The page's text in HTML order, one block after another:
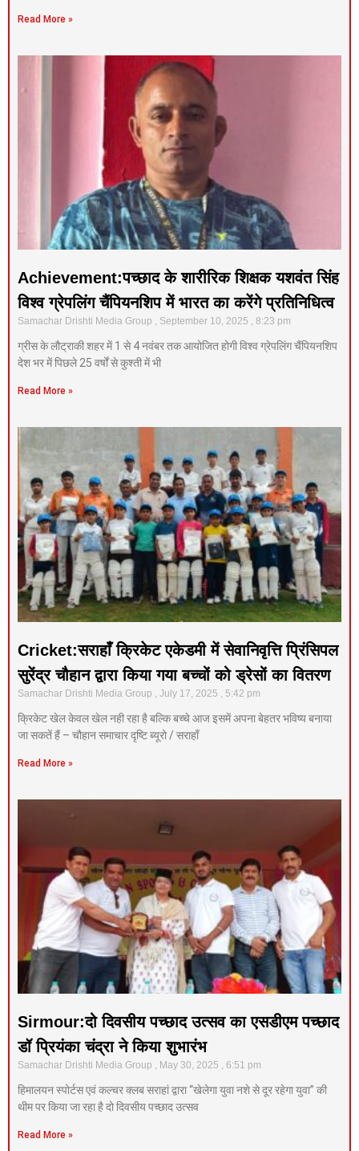
Read More »
Achievement:पच्छाद के शारीरिक शिक्षक यशवंत सिंह
विश्व ग्रेपलिंग चैंपियनशिप में भारत का करेंगे प्रतिनिधित्व
Samachar Drishti Media Group September 10, 2025 8:23 pm
ग्रीस के लौट्राकी शहर में 1 से 4 नवंबर तक आयोजित होगी विश्व ग्रेपलिंग चैंपियनशिप
देश भर में पिछले 25 वर्षों से कुश्ती में भी
Read More »
Cricket:सराहाँ क्रिकेट एकेडमी में सेवानिवृत्ति प्रिंसिपल
सुरेंद्र चौहान द्वारा किया गया बच्चों को ड्रेसों का वितरण
Samachar Drishti Media Group July 17, 2025 5:42 pm
क्रिकेट खेल केवल खेल नही रहा है बल्कि बच्चे आज इसमें अपना बेहतर भविष्य बनाया
जा सकतें हैं – चौहान समाचार दृष्टि ब्यूरो / सराहाँ
Read More »
Sirmour:दो दिवसीय पच्छाद उत्सव का एसडीएम पच्छाद
डॉ प्रियंका चंद्रा ने किया शुभारंभ
Samachar Drishti Media Group May 30, 2025 6:51 pm
हिमालयन स्पोर्टस एवं कल्चर क्लब सराहां द्वारा “खेलेगा युवा नशे से दूर रहेगा युवा” की
थीम पर किया जा रहा है दो दिवसीय पच्छाद उत्सव
Read More »